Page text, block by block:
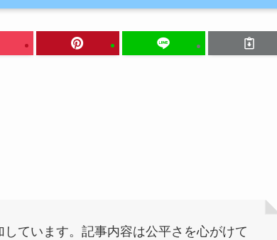
ています。記事内容は公平さを心がけて